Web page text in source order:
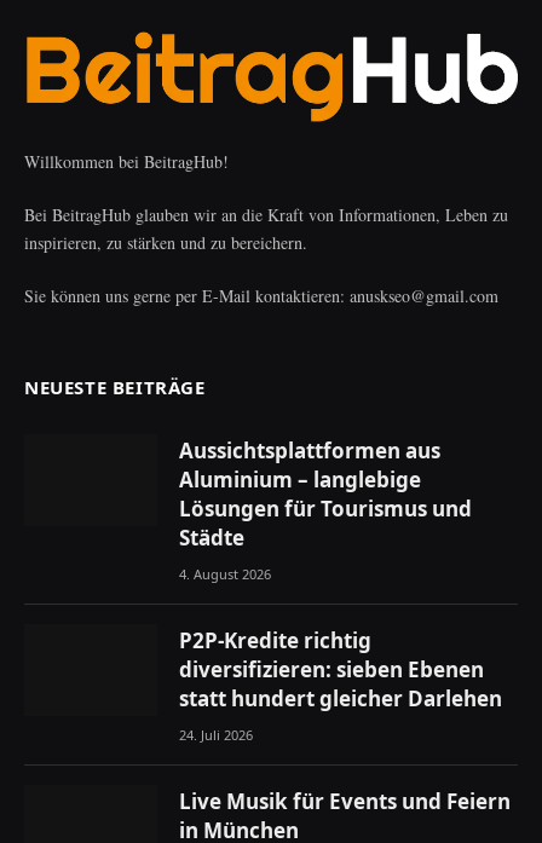
Willkommen bei BeitragHub!
Bei BeitragHub glauben wir an die Kraft von Informationen, Leben zu
inspirieren, zu stärken und zu bereichern.
Sie können uns gerne per E-Mail kontaktieren: anuskseo@gmail.com
NEUESTE BEITRÄGE
Aussichtsplattformen aus
Aluminium – langlebige
Lösungen für Tourismus und
Städte
4. August 2026
P2P-Kredite richtig
diversifizieren: sieben Ebenen
statt hundert gleicher Darlehen
24. Juli 2026
Live Musik für Events und Feiern
in München